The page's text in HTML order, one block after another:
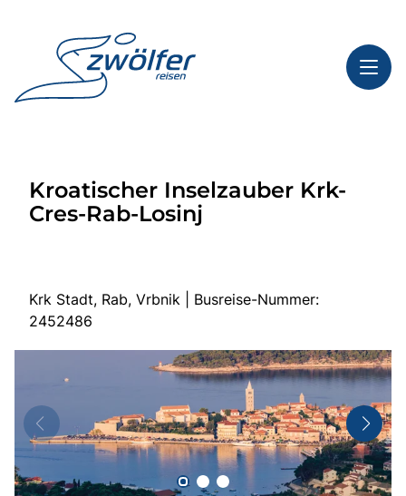
Highlights
Service
Taxi
Reisebüro
Danube Service
Kroatischer Inselzauber Krk-
Cres-Rab-Losinj
Krk Stadt, Rab, Vrbnik | Busreise-Nummer:
2452486